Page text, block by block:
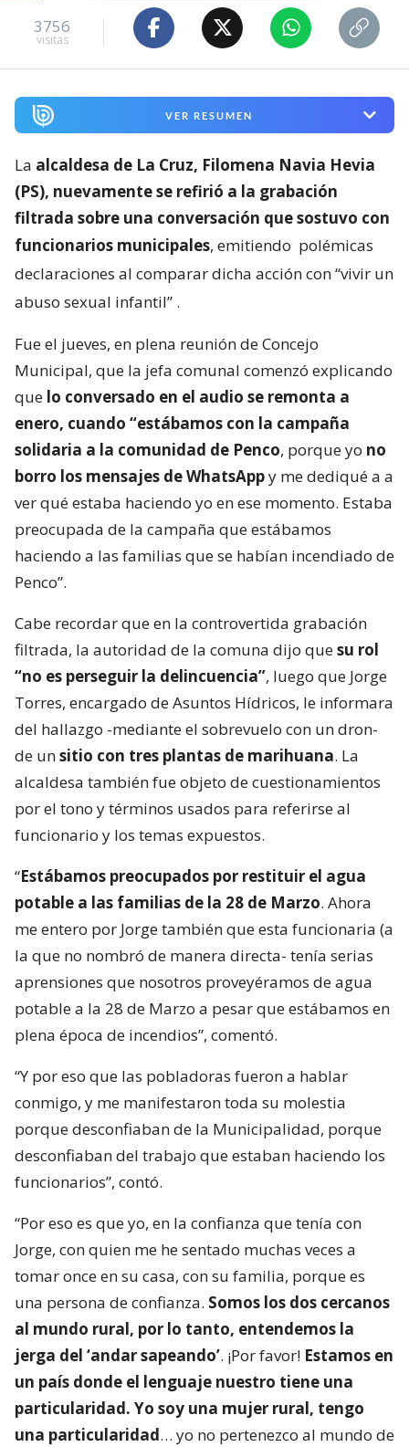
3756
visitas
VER RESUMEN
La alcaldesa de La Cruz, Filomena Navia Hevia
(PS), nuevamente se refirió a la grabación
filtrada sobre una conversación que sostuvo con
funcionarios municipales, emitiendo polémicas
declaraciones al comparar dicha acción con “vivir un
abuso sexual infantil” .
Fue el jueves, en plena reunión de Concejo
Municipal, que la jefa comunal comenzó explicando
que lo conversado en el audio se remonta a
enero, cuando “estábamos con la campaña
solidaria a la comunidad de Penco, porque yo no
borro los mensajes de WhatsAppy me dediqué a a
ver qué estaba haciendo yo en ese momento. Estaba
preocupada de la campaña que estábamos
haciendo a las familias que se habían incendiado de
Penco”.
Cabe recordar que en la controvertida grabación
filtrada, la autoridad de la comuna dijo quesu rol
“no es perseguir la delincuencia”, luego que Jorge
Torres, encargado de Asuntos Hídricos, le informara
del hallazgo -mediante el sobrevuelo con un dron-
de unsitio con tres plantas de marihuana. La
alcaldesa también fue objeto de cuestionamientos
por el tono y términos usados para referirse al
funcionario y los temas expuestos.
“Estábamos preocupados por restituir el agua
potable a las familias de la 28 de Marzo. Ahora
me entero por Jorge también que esta funcionaria (a
la que no nombró de manera directa- tenía serias
aprensiones que nosotros proveyéramos de agua
potable a la 28 de Marzo a pesar que estábamos en
plena época de incendios”, comentó.
“Y por eso que las pobladoras fueron a hablar
conmigo, y me manifestaron toda su molestia
porque desconfiaban de la Municipalidad, porque
desconfiaban del trabajo que estaban haciendo los
funcionarios”, contó.
“Por eso es que yo, en la confianza que tenía con
Jorge, con quien me he sentado muchas veces a
tomar once en su casa, con su familia, porque es
una persona de confianza. Somos los dos cercanos
al mundo rural, por lo tanto, entendemos la
jerga del ‘andar sapeando’. ¡Por favor! Estamos en
un país donde el lenguaje nuestro tiene una
particularidad. Yo soy una mujer rural, tengo
una particularidad… yo no pertenezco al mundo de